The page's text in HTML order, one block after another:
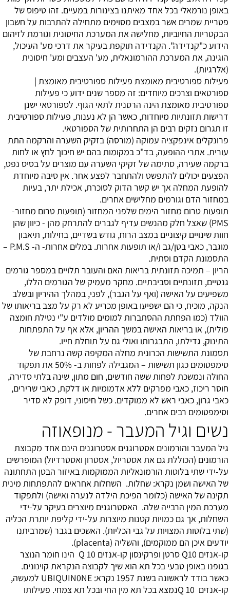
באופן נורמאלי בכל אחד מאיתנו בצינורות במעיים. זהו טיפוס של
פטריית שמרים אשר במצבים מסוימים מתחילה להתרבות על חשבון
הבקטריות החיוביות, מחלישה את המערכת החיסונית וגורמת לזיהום
הידוע כ"קנדידה". הקנדידה תוקפת בעיקר את דרכי מע' העיכול,
הוגינה, את המערכת ההורמונאלית, מע' העצבים ומע' חיסונית
(אלרגיות).
פעילות ספורטיבית מאומצת פעילות ספורטיבית מאומצת |
ספורטאים וצרכים מיוחדים: זה מספר שנים ידוע כי פעילות
ספורטיבית מאומצת הינה הרסנית לתאי הגוף. לספורטאי ישנן
דרישות תזונתיות מיוחדות, כאשר הן לא נענות, פעילות ספורטיבית
זו תגרום נזקים רבים הן התחרותית של הספורטאי.
פרונקלים אינפקציה עמוקה (מורסה) בזקיק השערה והרקמה התת
עורית. אתרי ההופעה, בד"כ במקומות בהם יש חיכוך לחץ או לחות
ברקמה שעירה, סתימה של זקיקי השערה עם מוצרים על בסיס נפט,
הפצעים יכולים להתפשט ולהתחבר לפצע אחר. אין סיבה מיוחדת
להופעת המחלה אך יש קשר הדוק לסוכרת, אכילת יתר, בעיות
במחזור הדם וגורמים מחלישים אחרים.
תופעות טרום מחזור הימים שלפני המחזור (תופעות טרום מחזור-
PMS) שאצל חלק מהנשים עדיף לגברים להתרחק מהן - כיוון שהן
חוות שינויים קיצוניים במצב הרוח, גודש בשדיים, בחילות, תיאבון
מוגבר, כאבי בטן/גב ו/או תופעות אחרות. במלים אחרות- ה- P.M.S –
התסמונת הקדם וסתית.
הריון – תמיכה תזונתית בריאות האם והעובר תלויים במספר גורמים
גנטיים, תזונתיים וסביבתיים. מחקר מעמיק של הגורמים הללו,
משפיעים על האישה (ואף על הגבר), לפני, במהלך ההיריון ובשלב
הנקה, מוכיח, כי הם ישפיעו באופן מכריע לא רק על מצב בריאותו של
הוולד (כמו הפחתת ההסתברות למומים מולדים ע"י נטילת חומצה
פולית), או בריאות האישה במשך ההריון, אלא אף על התפתחות
התינוק, גדילתו, התבגרותו ואולי גם על תוחלת חייו.
תסמונת התשישות הכרונית מחלה המקיפה קשה נרחבת של
סימפטומים כגון תשישות – המגבילה לפחות ב- 50% את תפקוד
החולה ונמשכת לפחות ששה חודשים, חום מתון, שינה בלתי סדירה,
חוסר ריכוז, כאבי מפרקים ללא אדמומיות או דלקת, כאבי שרירים,
כאבי גרון, כאבי ראש לא ממוקדים. כשל חיסוני, דופק לא סדיר
וסימפטומים רבים אחרים.
נשים וגיל המעבר - מנופאוזה
גיל המעבר והורמונים אסטרוגנים אסטרוגנים הינם אחד מקבוצת
הורמונים (הכוללת גם את אסטריול, אסטרון ואסטרדיול) המופרשים
על-ידי שתי בלוטות הורמונאליות הממוקמות באיזור הבטן התחתונה
של האישה ושמן נקרא: שחלות. השחלות אחראים להתפתחות מינית
תקינה של האישה (כלומר הפיכת הילדה לנערה ואישה) ולתפקוד
מערכת המין הרבייה שלה. האסטרוגנים מיוצרים בעיקר על-ידי
השחלות, אך גם כמויות קטנות מיוצרות על-ידי קליפת יותרת הכליה
(שתי בלוטות המצויות על גבי הכליות). האשכים בגבר (שמרביתנו
יודעים איכן הם ממוקמים), והשליה (placenta).
קו-אנזים Q10 סרטן ופרקינסון
קו-אנזים Q 10 הינו חומר הנוצר
בגופנו באופן טבעי בכל תא הוא שיך לקבוצה הנקראת קוינונים.
כאשר בודד לראשונה בשנת 1957 נקרא: UBIQUIN0NE למעשה,
קו-אנזים Q 10נמצא בכל תא מין החי ובכל תא צמחי. פעילותו